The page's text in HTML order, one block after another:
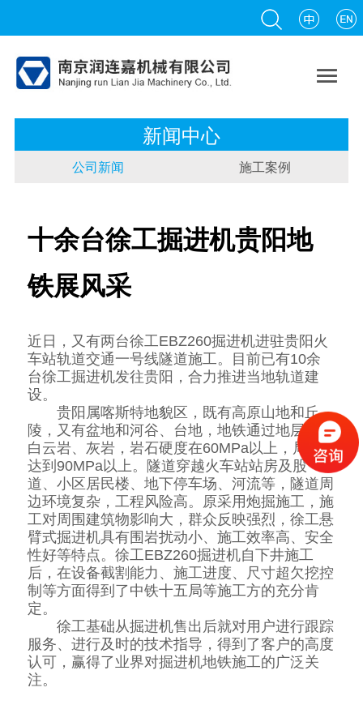

新闻中心
公司新闻 施工案例
十余台徐工掘进机贵阳地
铁展风采
近日，又有两台徐工EBZ260掘进机进驻贵阳火
车站轨道交通一号线隧道施工。目前已有10余
台徐工掘进机发往贵阳，合力推进当地轨道建
设。
贵阳属喀斯特地貌区，既有高原山地和丘
陵，又有盆地和河谷、台地，地铁通过地层多为
白云岩、灰岩，岩石硬度在60MPa以上，局部
达到90MPa以上。隧道穿越火车站站房及股
道、小区居民楼、地下停车场、河流等，隧道周
边环境复杂，工程风险高。原采用炮掘施工，施
工对周围建筑物影响大，群众反映强烈，徐工悬
臂式掘进机具有围岩扰动小、施工效率高、安全
性好等特点。徐工EBZ260掘进机自下井施工
后，在设备截割能力、施工进度、尺寸超欠挖控
制等方面得到了中铁十五局等施工方的充分肯
定。
徐工基础从掘进机售出后就对用户进行跟踪
服务、进行及时的技术指导，得到了客户的高度
认可，赢得了业界对掘进机地铁施工的广泛关
注。